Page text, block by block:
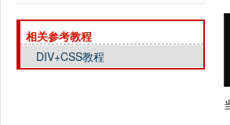
相关参考教程
DIV+CSS教程